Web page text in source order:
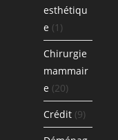
esthétiqu
e (1)
Chirurgie
mammair
e (20)
Crédit (9)